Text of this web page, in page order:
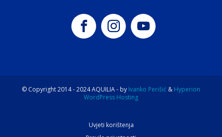
© Copyright 2014 -2024AQUILIA - by Ivanko Perišić & Hyperion
WordPress Hosting
Uvjeti korištenja